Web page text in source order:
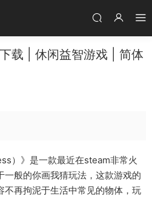
载 | 休闲益智游戏 | 简体
）》是一款最近在steam非常火
般的你画我猜玩法，这款游戏的
不再拘泥于生活中常见的物体，玩